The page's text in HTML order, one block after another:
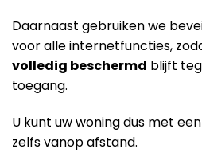
Daarnaast gebruiken we
voor alle internetfuncties,
volledig beschermd blijft
toegang.
U kunt uw woning dus met
zelfs vanop afstand.